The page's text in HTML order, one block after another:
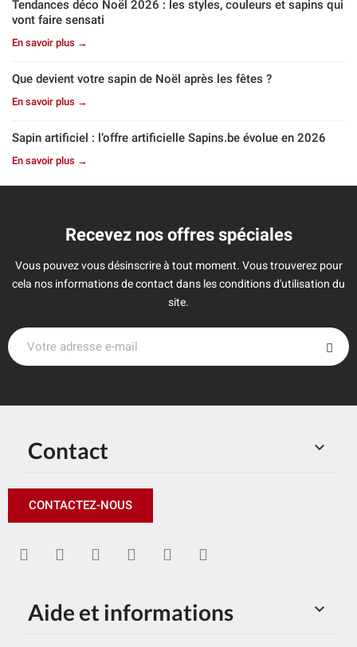
Tendances déco Noël 2026 : les styles, couleurs et sapins qui
vont faire sensati
En savoir plus →
Que devient votre sapin de Noël après les fêtes ?
En savoir plus →
Sapin artificiel : l’offre artificielle Sapins.be évolue en 2026
En savoir plus →
Recevez nos offres spéciales
Vous pouvez vous désinscrire à tout moment. Vous trouverez pour
cela nos informations de contact dans les conditions d'utilisation du
site.

Contact
CONTACTEZ-NOUS

Aide et informations